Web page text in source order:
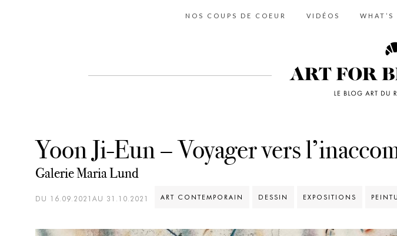
NOS COUPS DE COEUR VIDÉOS
Yoon Ji-Eun – Voyager vers
Galerie Maria Lund
DU 16.09.2021AU 31.10.2021 ART CONTEMPORAIN DESSIN EXPOSITIONS